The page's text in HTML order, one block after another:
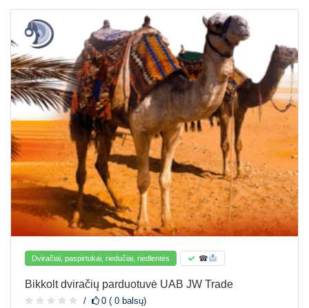
Dviračiai, paspirtukai, riedučiai, riedlentės ☎
Bikkolt dviračių parduotuvė UAB JW Trade
0 ( 0 balsų)